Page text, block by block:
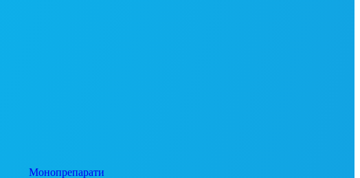
Монопрепарати